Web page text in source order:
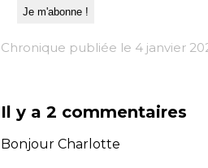
Chronique publiée le 4 janvier
Il y a 2 commentaires
Bonjour Charlotte